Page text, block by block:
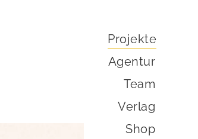
Projekte
Agentur
Team
Verlag
Shop